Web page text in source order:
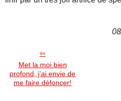
Met la moi bien
profond, j'ai envie de
me faire défoncer!